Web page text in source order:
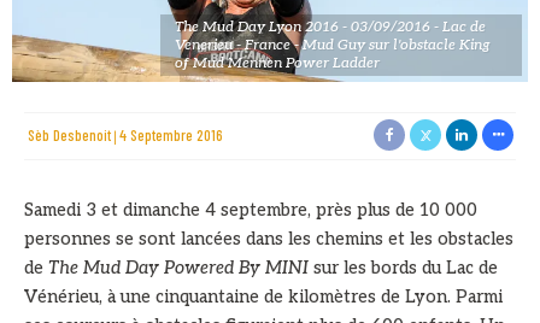
The Mud Day Lyon 2016 - 03/09/2016 - Lac de
Venerieu - France - Mud Guy sur l'obstacle King
of Mud Mennen Power Ladder
Sèb Desbenoit 4 Septembre 2016
Samedi 3 et dimanche 4 septembre, près plus de 10 000
personnes se sont lancées dans les chemins et les obstacles
de The Mud Day Powered By MINI sur les bords du Lac de
Vénérieu, à une cinquantaine de kilomètres de Lyon. Parmi